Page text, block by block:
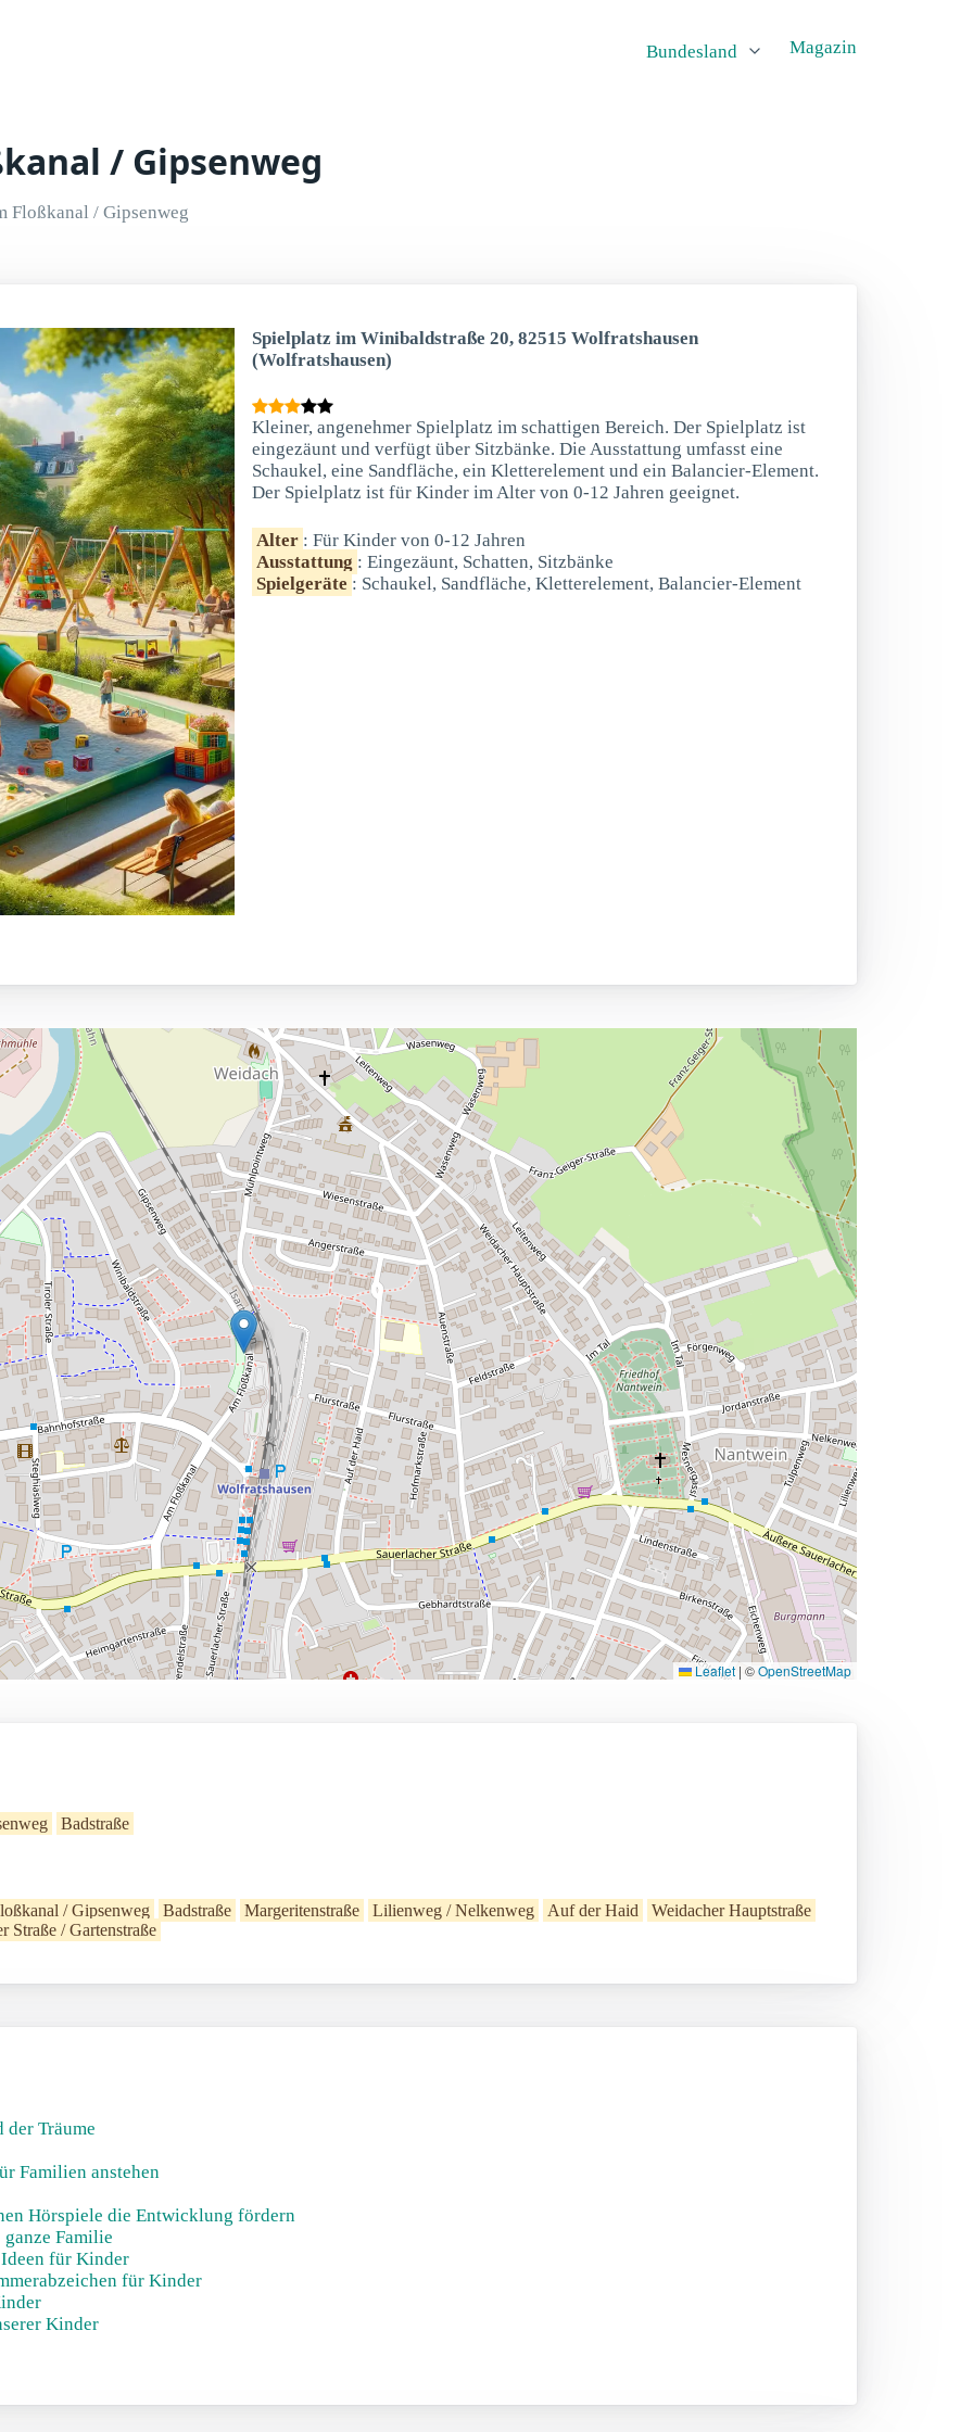
Bundesland Magazin
/ Gipsenweg
Floßkanal / Gipsenweg
Spielplatz im Winibaldstraße 20, 82515 Wolfratshausen
(Wolfratshausen)
Kleiner, angenehmer Spielplatz im schattigen Bereich. Der Spielplatz ist
eingezäunt und verfügt über Sitzbänke. Die Ausstattung umfasst eine
Schaukel, eine Sandfläche, ein Kletterelement und ein Balancier-Element.
Der Spielplatz ist für Kinder im Alter von 0-12 Jahren geeignet.
Alter : Für Kinder von 0-12 Jahren
Ausstattung : Eingezäunt, Schatten, Sitzbänke
Spielgeräte : Schaukel, Sandfläche, Kletterelement, Balancier-Element
Leaflet | ©OpenStreetMap
Badstraße
/ Gipsenweg Badstraße Margeritenstraße Lilienweg / Nelkenweg Auf der Haid
Weidacher Hauptstraße
Straße / Gartenstraße
Träume
Familien anstehen
Hörspiele die Entwicklung fördern
Familie
für Kinder
für Kinder
Kinder